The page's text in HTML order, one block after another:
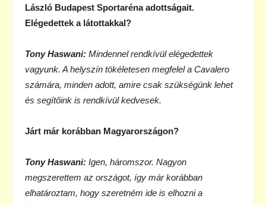
László Budapest Sportaréna adottságait.
Elégedettek a látottakkal?
Tony Haswani: Mindennel rendkívül elégedettek
vagyunk. A helyszín tökéletesen megfelel a Cavalero
számára, minden adott, amire csak szükségünk lehet
és segítőink is rendkívül kedvesek.
Járt már korábban Magyarországon?
Tony Haswani: Igen, háromszor. Nagyon
megszerettem az országot, így már korábban
elhatároztam, hogy szeretném ide is elhozni a